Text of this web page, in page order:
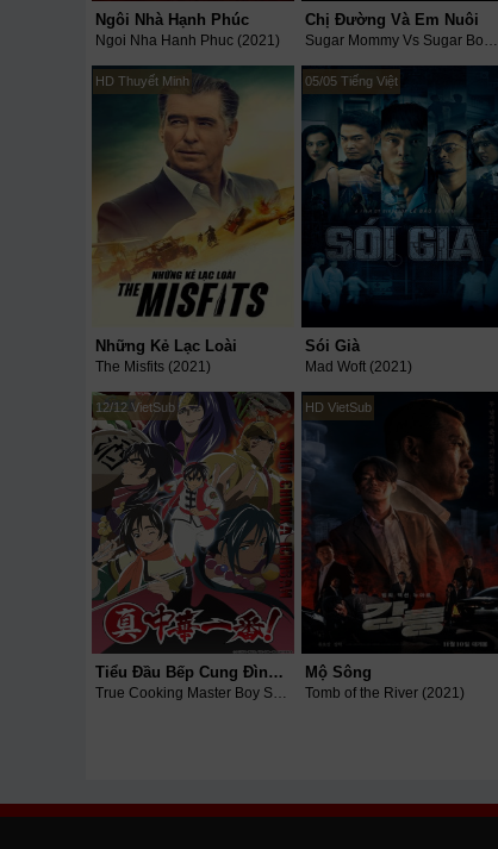
Ngôi Nhà Hạnh Phúc
Ngoi Nha Hanh Phuc (2021)
Chị Đường Và Em Nuôi
Sugar Mommy Vs Sugar Boy (2021)
HD Thuyết Minh
Những Kẻ Lạc Loài
The Misfits (2021)
05/05 Tiếng Việt
Sói Già
Mad Woft (2021)
12/12 VietSub
Tiểu Đầu Bếp Cung Đình (Phần 2)
True Cooking Master Boy Season 2 (2021)
HD VietSub
Mộ Sông
Tomb of the River (2021)